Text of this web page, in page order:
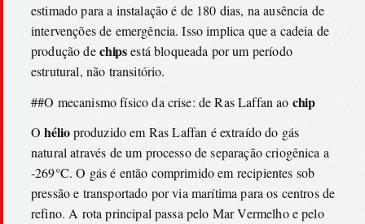
estimado para a instalação é de 180 dias, na ausência de
intervenções de emergência. Isso implica que a cadeia de
produção dechipsestá bloqueada por um período
estrutural, não transitório.
##O mecanismo físico da crise: de Ras Laffan ao chip
Ohélioproduzido em Ras Laffan é extraído do gás
natural através de um processo de separação criogênica a
-269°C. O gás é então comprimido em recipientes sob
pressão e transportado por via marítima para os centros de
refino. A rota principal passa pelo Mar Vermelho e pelo